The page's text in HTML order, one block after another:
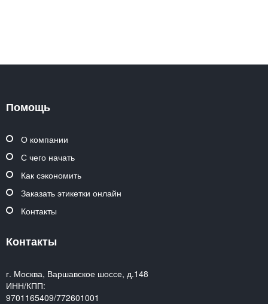
Помощь
О компании
С чего начать
Как сэкономить
Заказать этикетки онлайн
Контакты
Контакты
г. Москва, Варшавское шоссе, д.148
ИНН/КПП:
9701165409/772601001